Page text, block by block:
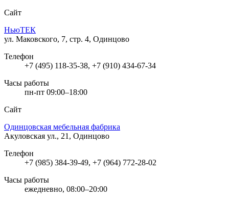
Сайт
НьюТЕК
ул. Маковского, 7, стр. 4, Одинцово
Телефон
+7 (495) 118-35-38, +7 (910) 434-67-34
Часы работы
пн-пт 09:00–18:00
Сайт
Одинцовская мебельная фабрика
Акуловская ул., 21, Одинцово
Телефон
+7 (985) 384-39-49, +7 (964) 772-28-02
Часы работы
ежедневно, 08:00–20:00